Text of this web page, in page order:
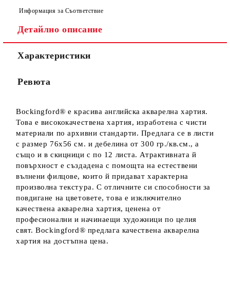
Информация за Съответствие
Детайлно описание
Характеристики
Ревюта
Bockingford® е красива английска акварелна хартия.
Това е висококачествена хартия, изработена с чисти
материали по архивни стандарти. Предлага се в листи
с размер 76х56 см. и дебелина от 300 гр./кв.см., а
също и в скицници с по 12 листа. Атрактивната й
повърхност е създадена с помощта на естествени
вълнени филцове, които й придават характерна
произволна текстура. С отличните си способности за
повдигане на цветовете, това е изключително
качествена акварелна хартия, ценена от
професионални и начинаещи художници по целия
свят. Bockingford® предлага качествена акварелна
хартия на достъпна цена.